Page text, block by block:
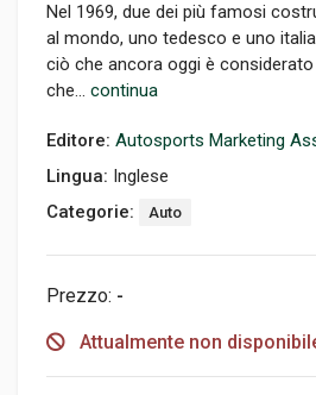
Nel 1969, due dei più famosi
al mondo, uno tedesco e uno
ciò che ancora oggi è
che... continua
Editore: Autosports Marketing
Lingua: Inglese
Categorie:
Auto
Prezzo: -
Attualmente non